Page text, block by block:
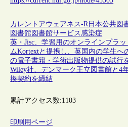
カレントアウェアネス-R 日本公共図
図書館図書館サービス感染症
英・Jisc、学習用のオンラインプラ
ムKortextと提携し、英国内の学生へ
の電子書籍・学術出版物提供の試行
Wiley社、デンマーク王立図書館と4
換契約を締結
累計アクセス数:1103
印刷用ページ